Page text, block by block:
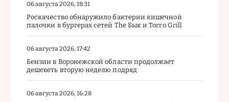
06 августа 2026, 18:31
Роскачество обнаружило бактерии кишечной
палочки в бургерах сетей The Бык и Torro Grill
06 августа 2026, 17:42
Бензин в Воронежской области продолжает
дешеветь вторую неделю подряд
06 августа 2026, 16:28